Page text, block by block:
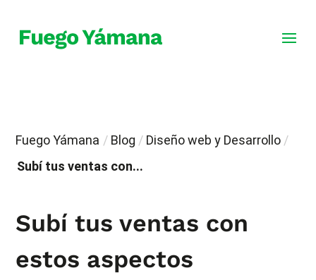
Fuego Yámana / Blog / Diseño web y Desarrollo /
Subí tus ventas con...
Subí tus ventas con
estos aspectos